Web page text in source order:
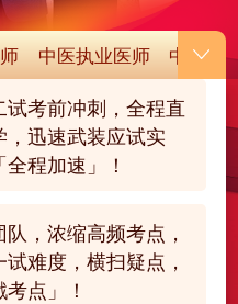
中医执业医师 中医助
试考前冲刺，全程直
，迅速武装应试实
程加速」！
，浓缩高频考点，
难度，横扫疑点，
点」！